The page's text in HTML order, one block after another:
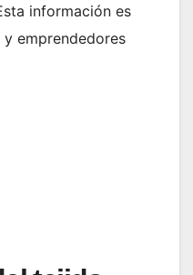
información es
emprendedores